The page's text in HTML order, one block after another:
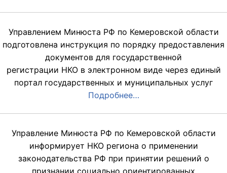
Управлением Минюста РФ по Кемеровской области
подготовлена инструкция по порядку предоставления
документов для государственной
регистрации НКО в электронном виде через единый
портал государственных и муниципальных услуг
Подробнее…
Управление Минюста РФ по Кемеровской области
информирует НКО региона о применении
законодательства РФ при принятии решений о
признании социально ориентированных